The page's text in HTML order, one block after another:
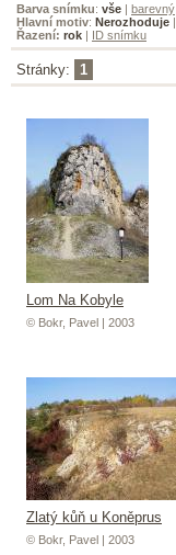
Barva snímku: vše | barevný
Hlavní motiv: Nerozhoduje |
Řazení: rok | ID snímku
Stránky: 1
Lom Na Kobyle
© Bokr, Pavel | 2003
Zlatý kůň u Koněprus
© Bokr, Pavel | 2003